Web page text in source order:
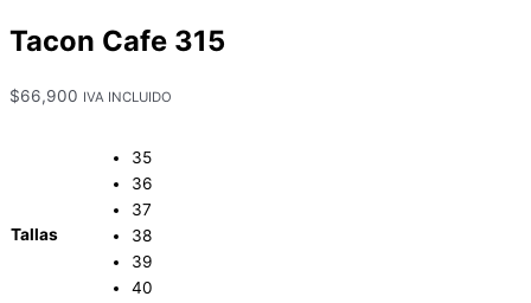
Tacon Cafe 315
$66,900 IVA INCLUIDO
Tallas
35
36
37
38
39
40